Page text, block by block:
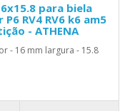
para biela
RV4 RV6 k6 am5
- ATHENA
- 16 mm largura - 15.8